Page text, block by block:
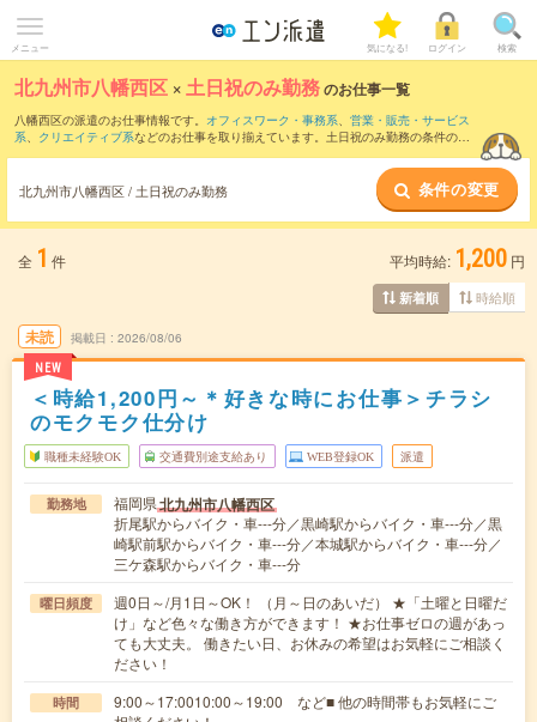
メニュー 気になる! ログイン 検索
北九州市八幡西区 ×土日祝のみ勤務のお仕事一覧
八幡西区の派遣のお仕事情報です。 オフィスワーク・事務系、 営業・販売・サービス
系、 クリエイティブ系などのお仕事を取り揃えています。土日祝のみ勤務の条件の他
北九州市八幡西区 / 土日祝のみ勤務 条件の変更
全 1 件 平均時給: 1,200 円
新着順 時給順
未読
NEW
掲載日 2026/08/06
＜時給1,200円～＊好きな時にお仕事＞チラシ
のモクモク仕分け
職種未経験OK 交通費別途支給あり WEB登録OK 派遣
勤務地 福岡県北九州市八幡西区
折尾駅からバイク・車---分／黒崎駅からバイク・車---分／黒
崎駅前駅からバイク・車---分／本城駅からバイク・車---分／
三ケ森駅からバイク・車---分
曜日頻度
週0日～/月1日～OK！ （月～日のあいだ） ★「土曜と日曜だ
け」など色々な働き方ができます！ ★お仕事ゼロの週があっ
ても大丈夫。 働きたい日、お休みの希望はお気軽にご相談く
ださい！
時間
9:00～17:0010:00～19:00 など■ 他の時間帯もお気軽にご